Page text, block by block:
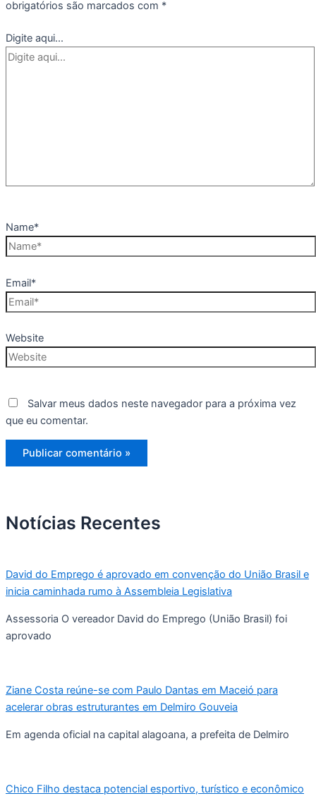
obrigatórios são marcados com *
Digite aqui...
Name*
Email*
Website
Salvar meus dados neste navegador para a próxima vez
que eu comentar.
Notícias Recentes
David do Emprego é aprovado em convenção do União Brasil e
inicia caminhada rumo à Assembleia Legislativa
Assessoria O vereador David do Emprego (União Brasil) foi
aprovado
Ziane Costa reúne-se com Paulo Dantas em Maceió para
acelerar obras estruturantes em Delmiro Gouveia
Em agenda oficial na capital alagoana, a prefeita de Delmiro
Chico Filho destaca potencial esportivo, turístico e econômico